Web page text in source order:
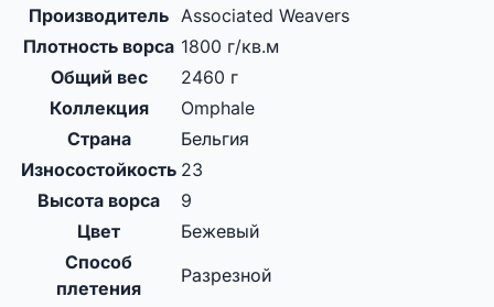
Производитель Associated Weavers
Плотность ворса 1800 г/кв.м
Общий вес
2460 г
Коллекция
Omphale
Страна
Бельгия
Износостойкость 23
Высота ворса
9
Цвет
Бежевый
Способ
плетения
Разрезной